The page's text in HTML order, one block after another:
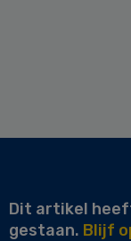
Dit artikel
gestaan. Blijf